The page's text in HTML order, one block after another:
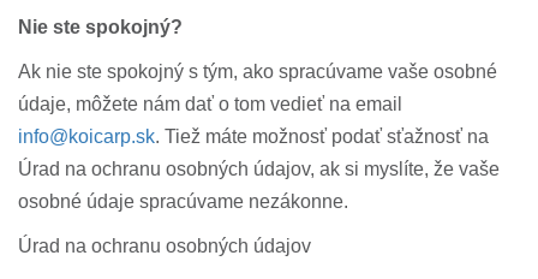
Nie ste spokojný?
Ak nie ste spokojný s tým, ako spracúvame vaše osobné
údaje, môžete nám dať o tom vedieť na email
info@koicarp.sk. Tiež máte možnosť podať sťažnosť na
Úrad na ochranu osobných údajov, ak si myslíte, že vaše
osobné údaje spracúvame nezákonne.
Úrad na ochranu osobných údajov